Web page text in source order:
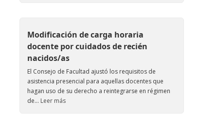
Modificación de carga horaria
docente por cuidados de recién
nacidos/as
El Consejo de Facultad ajustó los requisitos de
asistencia presencial para aquellas docentes que
hagan uso de su derecho a reintegrarse en régimen
de... Leer más